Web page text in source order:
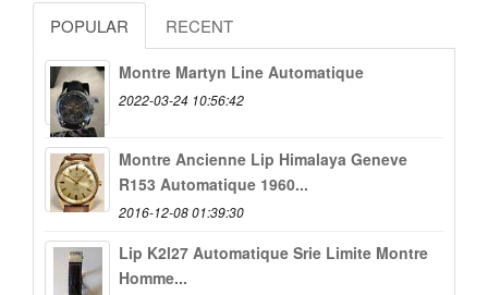
POPULAR RECENT
Montre Martyn Line Automatique
2022-03-24 10:56:42
Montre Ancienne Lip Himalaya Geneve
R153 Automatique 1960...
2016-12-08 01:39:30
Lip K2l27 Automatique Srie Limite Montre
Homme...